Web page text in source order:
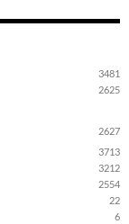
3481
2625
2627
3713
3212
2554
22
6